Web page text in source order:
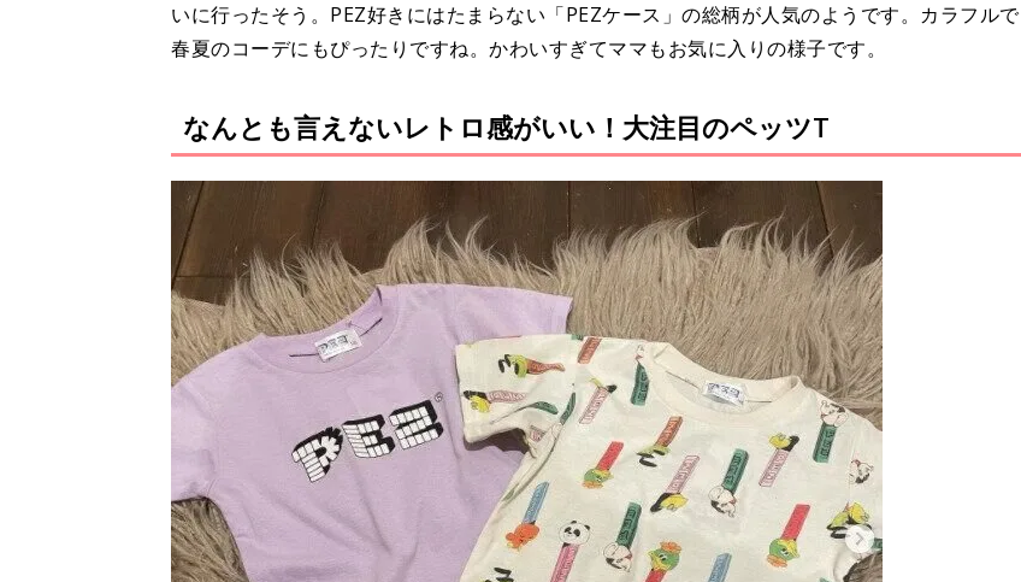
いに行ったそう。PEZ好きにはたまらない「PEZケース」の総柄が人気のようです。カラフルで
春夏のコーデにもぴったりですね。かわいすぎてママもお気に入りの様子です。
なんとも言えないレトロ感がいい！大注目のペッツT